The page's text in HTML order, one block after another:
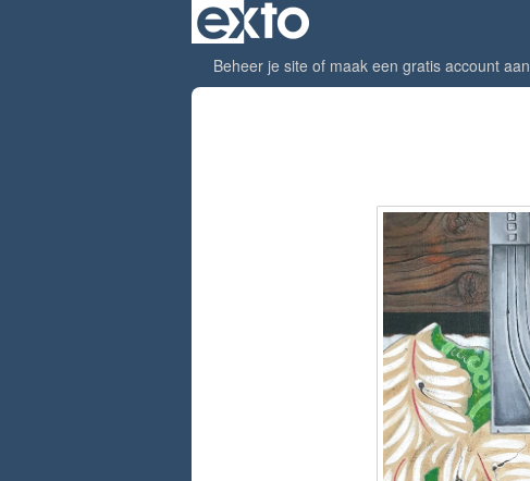
Beheer je site of maak een gratis account aan